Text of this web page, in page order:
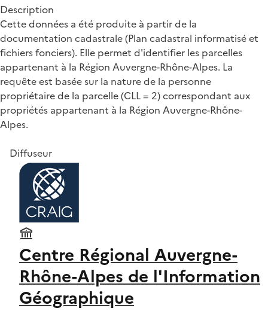
Description
Cette données a été produite à partir de la
documentation cadastrale (Plan cadastral informatisé et
fichiers fonciers). Elle permet d'identifier les parcelles
appartenant à la Région Auvergne-Rhône-Alpes. La
requête est basée sur la nature de la personne
propriétaire de la parcelle (CLL = 2) correspondant aux
propriétés appartenant à la Région Auvergne-Rhône-
Alpes.
Diffuseur
Centre Régional Auvergne-
Rhône-Alpes de l'Information
Géographique